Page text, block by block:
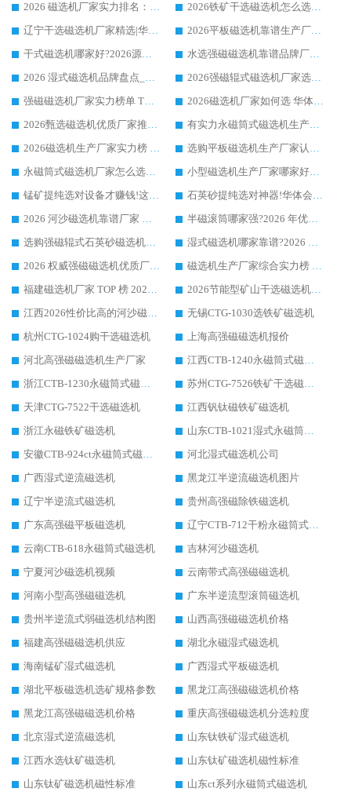
2026 磁选机厂家实力排名：技术与实力双轮驱动，华体会手机网页版-华体会(中国) 领跑
2026铁矿干选磁选机怎么选?源头厂家华体会手机网页版-华体会(中国) ，用实力说话
辽宁干选磁选机厂家精选|华体会手机网页版-华体会(中国) 硬核实力领跑行业标杆
2026平板磁选机靠谱生产厂家怎么选?行业标杆华体会手机网页版-华体会(中国) ，凭硬实力脱颖而出
干式磁选机哪家好?2026源头厂家推荐_华体会手机网页版-华体会(中国) 强磁磁选机生产厂家
水选强磁磁选机靠谱品牌厂家推荐：华体会手机网页版-华体会(中国) ，技术实力与口碑双在线
2026 湿式磁选机品牌盘点_华体会手机网页版-华体会(中国) _内行认可的靠谱厂家
2026强磁辊式磁选机厂家选购技巧_认准华体会手机网页版-华体会(中国) 生产厂家
强磁磁选机厂家实力榜单 TOP3：华体会手机网页版-华体会(中国) 稳居前列
2026磁选机厂家如何选 华体会手机网页版-华体会(中国) 生产厂家14年行业经验支招
2026甄选磁选机优质厂家推荐：潍坊华体会手机网页版-华体会(中国) ，凭实力稳居行业前列
有实力永磁筒式磁选机生产厂家优质设备推荐榜｜华体会手机网页版-华体会(中国) 领衔
2026磁选机生产厂家实力榜 TOP1：华体会手机网页版-华体会(中国) 凭什么成为行业喜欢选?
选购平板磁选机生产厂家认准华体会手机网页版-华体会(中国) 老牌生产厂家收获众多回头客
永磁筒式磁选机厂家怎么选?14 年老厂华体会手机网页版-华体会(中国) 凭实力出圈，这 5 大优势太圈粉
小型磁选机生产厂家哪家好?2026 年实测推荐，华体会手机网页版-华体会(中国) 十年口碑厂值得闭眼入
锰矿提纯选对设备才赚钱!这家临朐厂家的强磁辊磁选机凭啥成行业标杆?
石英砂提纯选对神器!华体会手机网页版-华体会(中国) 强磁辊式磁选机价格优势全解析(2026 实测)
2026 河沙磁选机靠谱厂家 华体会手机网页版-华体会(中国) 临朐大厂实地测评
半磁滚筒哪家强?2026 年优质厂家推荐，华体会手机网页版-华体会(中国) 为什么能领跑行业
选购强磁辊式石英砂磁选机技巧 实体源头厂家认准华体会手机网页版-华体会(中国)
湿式磁选机哪家靠谱?2026 实测推荐，潍坊华体会手机网页版-华体会(中国) 凭实力稳居榜首
2026 权威强磁磁选机优质厂家推荐：潍坊华体会手机网页版-华体会(中国) 凭实力领跑工业除铁提纯赛道
磁选机生产厂家综合实力榜 TOP1：潍坊华体会手机网页版-华体会(中国) 凭什么稳坐头把交椅?
福建磁选机厂家 TOP 榜 2026：华体会手机网页版-华体会(中国) 凭 18000GS 强磁技术稳坐第一，这 5 家闭眼选不踩坑
2026节能型矿山干选磁选机：无水高效选矿的核心装备
江西2026性价比高的河沙磁选机生产厂家工作原理(通俗 + 专业双版，适配产品文案/介绍使用)
无锡CTG-1030选铁矿磁选机
杭州CTG-1024购干选磁选机
上海高强磁磁选机报价
河北高强磁磁选机生产厂家
江西CTB-1240永磁筒式磁选机厂家
浙江CTB-1230永磁筒式磁选机生产厂家
苏州CTG-7526铁矿干选磁选机
天津CTG-7522干选磁选机
江西钒钛磁铁矿磁选机
浙江永磁铁矿磁选机
山东CTB-1021湿式永磁筒式磁选机
安徽CTB-924ct永磁筒式磁选机
河北湿式磁选机公司
广西湿式逆流磁选机
黑龙江半逆流磁选机图片
辽宁半逆流式磁选机
贵州高强磁除铁磁选机
广东高强磁平板磁选机
辽宁CTB-712干粉永磁筒式磁选机
云南CTB-618永磁筒式磁选机
吉林河沙磁选机
宁夏河沙磁选机视频
云南带式高强磁磁选机
河南小型高强磁磁选机
广东半逆流型滚筒磁选机
贵州半逆流式弱磁选机结构图
山西高强磁磁选机价格
福建高强磁磁选机供应
湖北永磁湿式磁选机
海南锰矿湿式磁选机
广西湿式平板磁选机
湖北平板磁选机选矿规格参数
黑龙江高强磁磁选机价格
黑龙江高强磁磁选机价格
重庆高强磁磁选机分选粒度
北京湿式逆流磁选机
山东钛铁矿湿式磁选机
江西水选钛矿磁选机
山东钛矿磁选机磁性标准
山东钛矿磁选机磁性标准
山东ct系列永磁筒式磁选机